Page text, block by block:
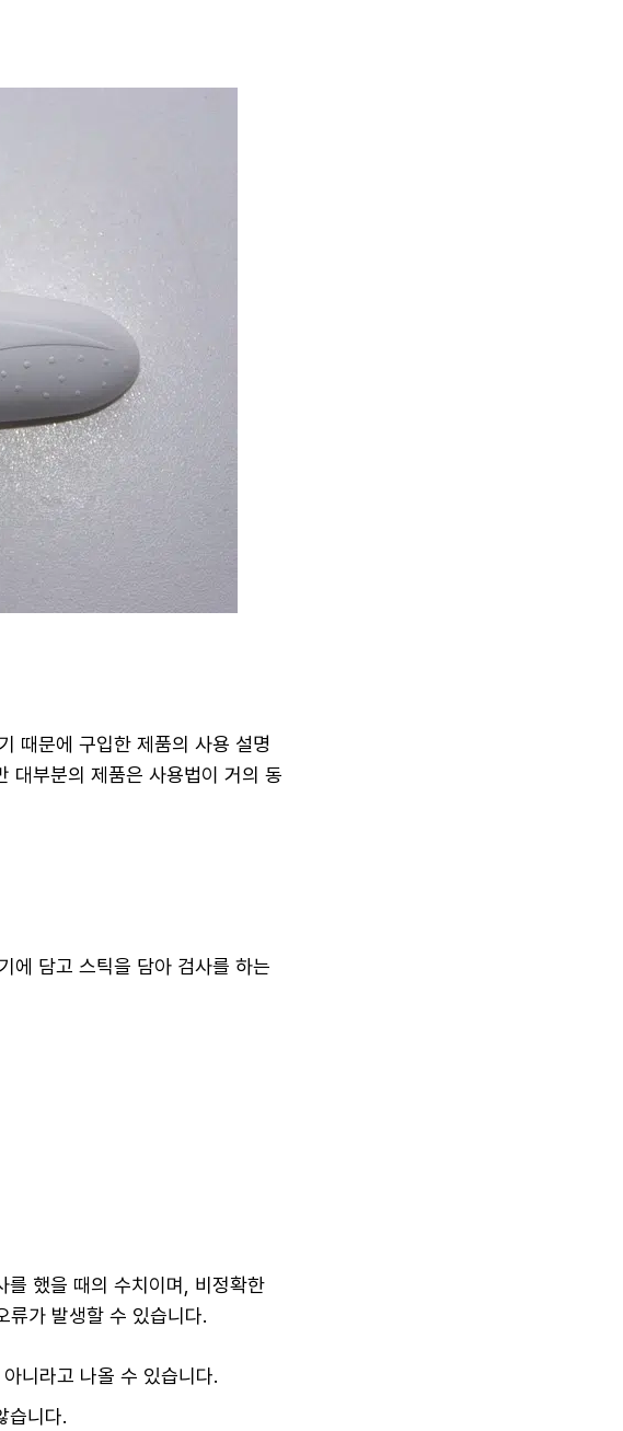
때문에 구입한 제품의 사용 설명
대부분의 제품은 사용법이 거의 동
에 담고 스틱을 담아 검사를 하는
했을 때의 수치이며, 비정확한
류가 발생할 수 있습니다.
니라고 나올 수 있습니다.
습니다.